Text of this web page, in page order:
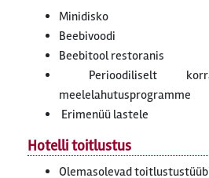
Minidisko
Beebivoodi
Beebitool restoranis
Perioodiliselt
meelelahutusprogramme
Erimenüü lastele
Hotelli toitlustus
Olemasolevad